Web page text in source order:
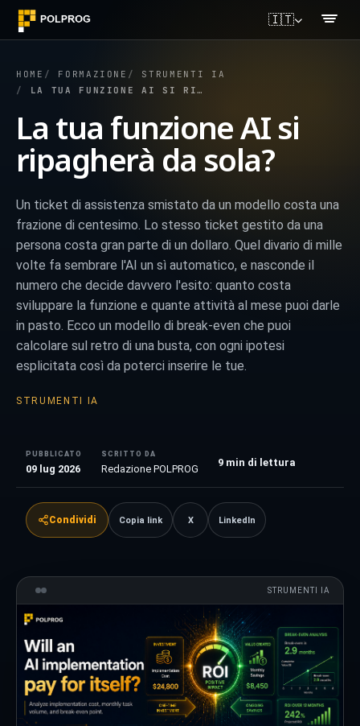
🇮🇹
HOME FORMAZIONE
STRUMENTI IA
LA TUA FUNZIONE AI SI RIPAGHERÀ DA SOLA?
La tua funzione AI si
ripagherà da sola?
Un ticket di assistenza smistato da un modello costa una
frazione di centesimo. Lo stesso ticket gestito da una
persona costa gran parte di un dollaro. Quel divario di mille
volte fa sembrare l'AI un sì automatico, e nasconde il
numero che decide davvero l'esito: quanto costa
sviluppare la funzione e quante attività al mese puoi darle
in pasto. Ecco un modello di break-even che puoi
calcolare sul retro di una busta, con ogni ipotesi
esplicitata così da poterci inserire le tue.
STRUMENTI IA
PUBBLICATO
09 lug 2026
SCRITTO DA
Redazione POLPROG
9 min di lettura
Condividi Copia link X LinkedIn
STRUMENTI IA